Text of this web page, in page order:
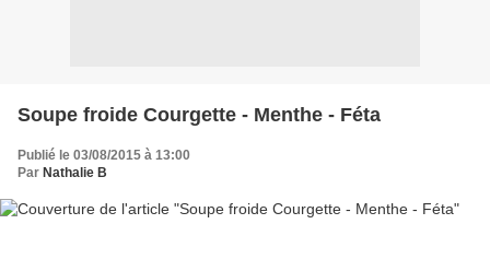
Soupe froide Courgette - Menthe - Féta
Publié le 03/08/2015 à 13:00
Par Nathalie B